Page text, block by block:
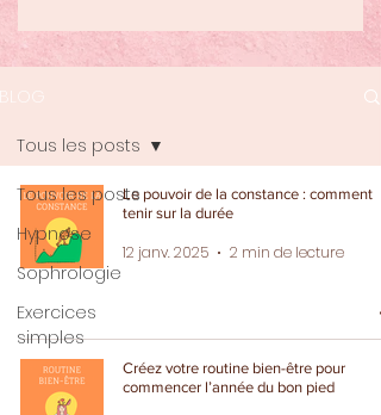
BLOG
Tous les posts
Hypnose
Sophrologie
Exercices
simples
Tous les posts
Le pouvoir de la constance : comment
tenir sur la durée
12 janv. 2025 2 min de lecture
Créez votre routine bien-être pour
commencer l’année du bon pied